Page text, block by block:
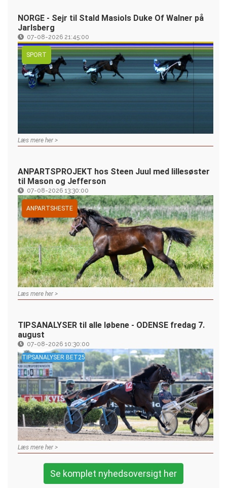
NORGE - Sejr til Stald Masiols Duke Of Walner på
Jarlsberg
07-08-2026 21:45:00
SPORT
Læs mere her >
ANPARTSPROJEKT hos Steen Juul med lillesøster
til Mason og Jefferson
07-08-2026 13:30:00
ANPARTSHESTE
Læs mere her >
TIPSANALYSER til alle løbene - ODENSE fredag 7.
august
07-08-2026 10:30:00
TIPSANALYSER BET25
Læs mere her >
Se komplet nyhedsoversigt her